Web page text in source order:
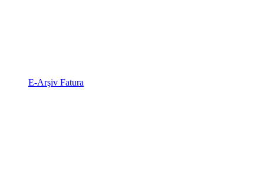
E-Arşiv Fatura